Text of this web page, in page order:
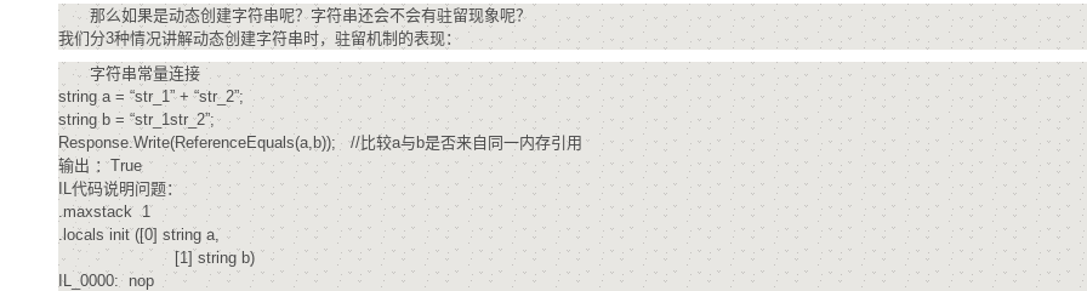
那么如果是动态创建字符串呢？字符串还会不会有驻留现象呢？
我们分3种情况讲解动态创建字符串时，驻留机制的表现：
字符串常量连接
string a = “str_1” + “str_2”;
string b = “str_1str_2”;
Response.Write(ReferenceEquals(a,b)); //比较a与b是否来自同一内存引用
输出 ：True
IL代码说明问题：
.maxstack 1
.locals init ([0] string a,
[1] string b)
IL_0000: nop